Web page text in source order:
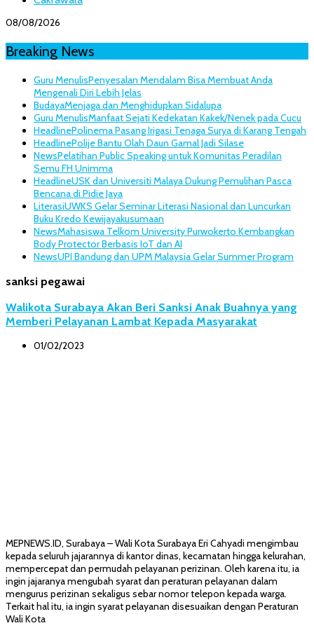
08/08/2026
Breaking News
Guru MenulisPenyesalan Mendalam Bisa Membuat Anda
Mengenali Diri Lebih Jelas
BudayaMenjaga dan Menghidupkan Sidalupa
Guru MenulisManfaat Sejati Kedekatan Kakek/Nenek pada Cucu
HeadlinePolinema Pasang Irigasi Tenaga Surya di Karang Tengah
HeadlinePolije Bantu Olah Daun Gamal Jadi Silase
NewsPelatihan Public Speaking untuk Komunitas Peradilan
Semu FH Unimma
HeadlineUSK dan Universiti Malaya Dukung Pemulihan Pasca
Bencana di Pidie Jaya
LiterasiUWKS Gelar Seminar Literasi Nasional dan Luncurkan
Buku Kredo Kewijayakusumaan
NewsMahasiswa Telkom University Purwokerto Kembangkan
Body Protector Berbasis IoT dan AI
NewsUPI Bandung dan UPM Malaysia Gelar Summer Program
sanksi pegawai
Walikota Surabaya Akan Beri Sanksi Anak Buahnya yang
Memberi Pelayanan Lambat Kepada Masyarakat
01/02/2023
MEPNEWS.ID, Surabaya – Wali Kota Surabaya Eri Cahyadi mengimbau
kepada seluruh jajarannya di kantor dinas, kecamatan hingga kelurahan,
mempercepat dan permudah pelayanan perizinan. Oleh karena itu, ia
ingin jajaranya mengubah syarat dan peraturan pelayanan dalam
mengurus perizinan sekaligus sebar nomor telepon kepada warga.
Terkait hal itu, ia ingin syarat pelayanan disesuaikan dengan Peraturan
Wali Kota